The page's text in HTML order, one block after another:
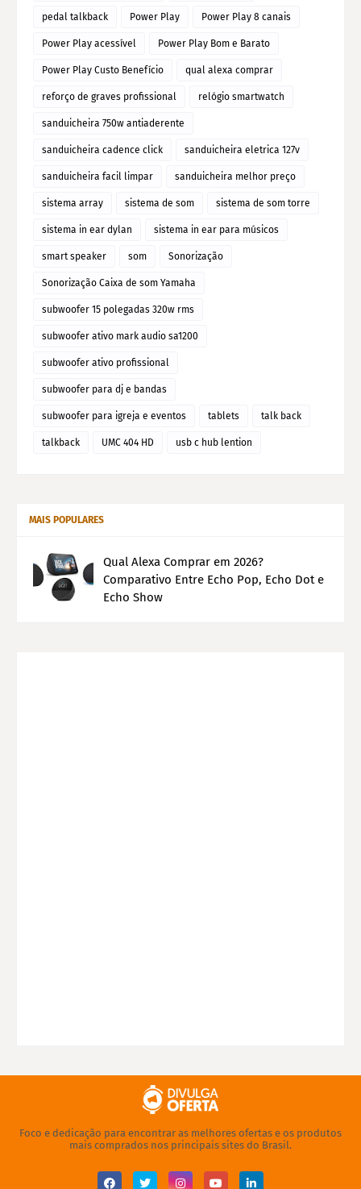
pedal talkback Power Play Power Play 8 canais
Power Play acessível Power Play Bom e Barato
Power Play Custo Benefício qual alexa comprar
reforço de graves profissional relógio smartwatch
sanduicheira 750w antiaderente
sanduicheira cadence click sanduicheira eletrica 127v
sanduicheira facil limpar sanduicheira melhor preço
sistema array sistema de som sistema de som torre
sistema in ear dylan sistema in ear para músicos
smart speaker som Sonorização
Sonorização Caixa de som Yamaha
subwoofer 15 polegadas 320w rms
subwoofer ativo mark audio sa1200
subwoofer ativo profissional
subwoofer para dj e bandas
subwoofer para igreja e eventos tablets talk back
talkback UMC 404 HD usb c hub lention
MAIS POPULARES
Qual Alexa Comprar em 2026?
Comparativo Entre Echo Pop, Echo Dot e
Echo Show
Foco e dedicação para encontrar as melhores ofertas e os produtos
mais comprados nos principais sites do Brasil.